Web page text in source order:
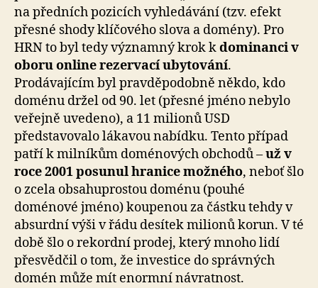
na předních pozicích vyhledávání (tzv. efekt
přesné shody klíčového slova a domény). Pro
HRN to byl tedy významný krok kdominanci v
oboru online rezervací ubytování.
Prodávajícím byl pravděpodobně někdo, kdo
doménu držel od 90. let (přesné jméno nebylo
veřejně uvedeno), a 11 milionů USD
představovalo lákavou nabídku. Tento případ
patří k milníkům doménových obchodů –už v
roce 2001 posunul hranice možného, neboť šlo
o zcela obsahuprostou doménu (pouhé
doménové jméno) koupenou za částku tehdy v
absurdní výši v řádu desítek milionů korun. V té
době šlo o rekordní prodej, který mnoho lidí
přesvědčil o tom, že investice do správných
domén může mít enormní návratnost.